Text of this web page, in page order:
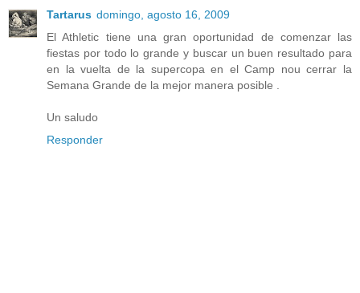
Tartarus domingo, agosto 16, 2009
El Athletic tiene una gran oportunidad de comenzar las
fiestas por todo lo grande y buscar un buen resultado para
en la vuelta de la supercopa en el Camp nou cerrar la
Semana Grande de la mejor manera posible .
Un saludo
Responder